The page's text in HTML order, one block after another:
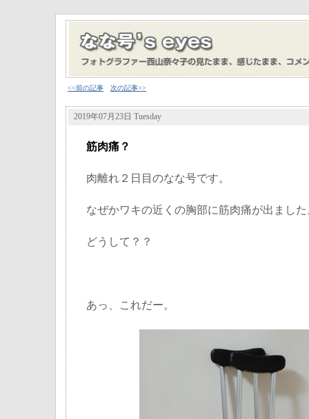
<<前の記事 次の記事>>
2019年07月23日 Tuesday
筋肉痛？
肉離れ２日目のなな号です。
なぜかワキの近くの胸部に筋肉痛が出まし
どうして？？
あっ、これだー。